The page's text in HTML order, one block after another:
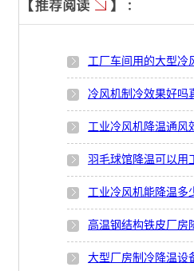
工厂车间用的大型
冷风机制冷效果好
工业冷风机降温通风
羽毛球馆降温可以用
工业冷风机能降温多
高温钢结构铁皮厂房
大型厂房制冷降温